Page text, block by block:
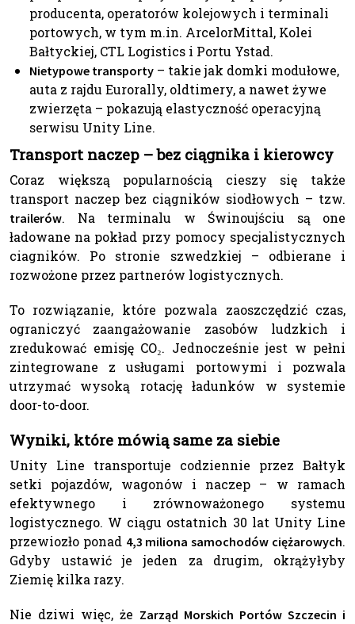
producenta, operatorów kolejowych i terminali
portowych, w tym m.in. ArcelorMittal, Kolei
Bałtyckiej, CTL Logistics i Portu Ystad.
Nietypowe transporty – takie jak domki modułowe,
auta z rajdu Eurorally, oldtimery, a nawet żywe
zwierzęta – pokazują elastyczność operacyjną
serwisu Unity Line.
Transport naczep – bez ciągnika i kierowcy
Coraz większą popularnością cieszy się także
transport naczep bez ciągników siodłowych – tzw.
trailerów. Na terminalu w Świnoujściu są one
ładowane na pokład przy pomocy specjalistycznych
ciagników. Po stronie szwedzkiej – odbierane i
rozwożone przez partnerów logistycznych.
To rozwiązanie, które pozwala zaoszczędzić czas,
ograniczyć zaangażowanie zasobów ludzkich i
zredukować emisję CO₂. Jednocześnie jest w pełni
zintegrowane z usługami portowymi i pozwala
utrzymać wysoką rotację ładunków w systemie
door-to-door.
Wyniki, które mówią same za siebie
Unity Line transportuje codziennie przez Bałtyk
setki pojazdów, wagonów i naczep – w ramach
efektywnego i zrównoważonego systemu
logistycznego. W ciągu ostatnich 30 lat Unity Line
przewiozło ponad 4,3 miliona samochodów ciężarowych.
Gdyby ustawić je jeden za drugim, okrążyłyby
Ziemię kilka razy.
Nie dziwi więc, że Zarząd Morskich Portów Szczecin i